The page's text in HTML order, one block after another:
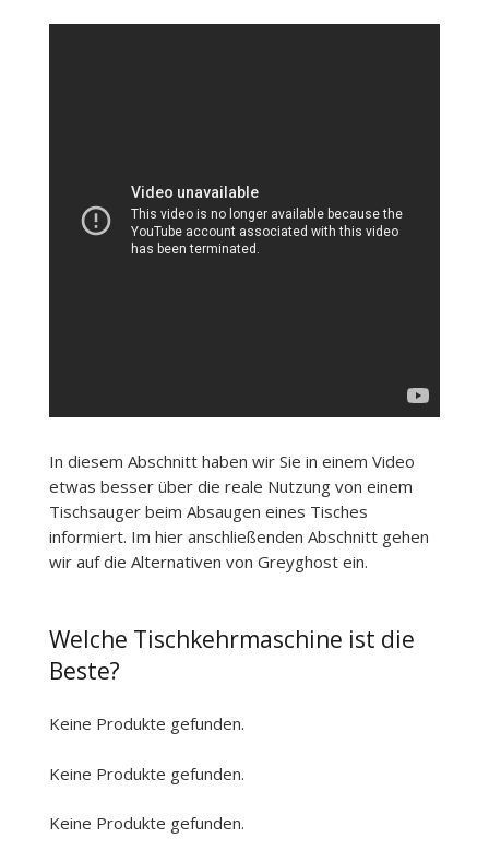
In diesem Abschnitt haben wir Sie in einem Video
etwas besser über die reale Nutzung von einem
Tischsauger beim Absaugen eines Tisches
informiert. Im hier anschließenden Abschnitt gehen
wir auf die Alternativen von Greyghost ein.
Welche Tischkehrmaschine ist die
Beste?
Keine Produkte gefunden.
Keine Produkte gefunden.
Keine Produkte gefunden.